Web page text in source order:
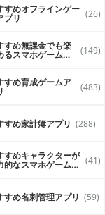
すめオフラインゲー
プリ (26)
すめ無課金でも楽
るスマホゲームア (149)
すめ育成ゲームア (483)
すめ家計簿アプリ (288)
すめキャラクターが
的なスマホゲームア (41)
すめ名刺管理アプリ (59)